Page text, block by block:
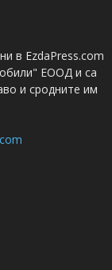
в EzdaPress.com
ЕООД и са
и сродните им